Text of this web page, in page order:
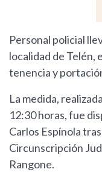
Personal policial
localidad de Telén,
tenencia y
La medida,
12:30 horas, fue
Carlos Espínola
Circunscripción
Rangone.